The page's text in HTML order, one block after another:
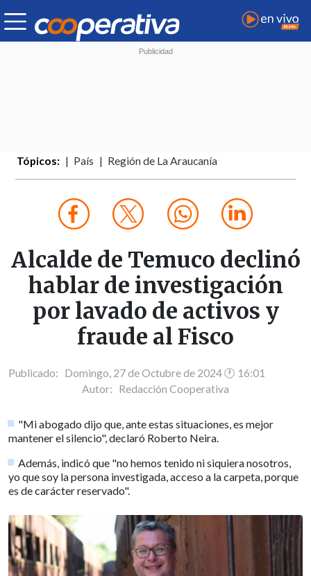
Tópicos: País Región de La Araucanía
Alcalde de Temuco declinó
hablar de investigación
por lavado de activos y
fraude al Fisco
Publicado: Domingo, 27 de Octubre de 2024 🕐 16:01
Autor: Redacción Cooperativa
"Mi abogado dijo que, ante estas situaciones, es mejor
mantener el silencio", declaró Roberto Neira.
Además, indicó que "no hemos tenido ni siquiera nosotros,
yo que soy la persona investigada, acceso a la carpeta, porque
es de carácter reservado".